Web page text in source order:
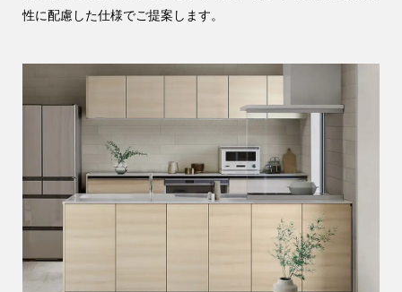
性に配慮した仕様でご提案します。